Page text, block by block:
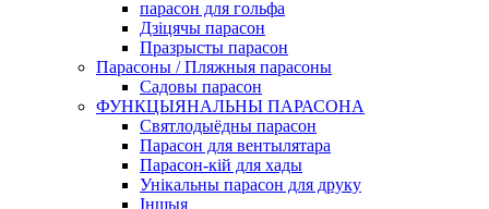
парасон для гольфа
Дзіцячы парасон
Празрысты парасон
Парасоны / Пляжныя парасоны
Садовы парасон
ФУНКЦЫЯНАЛЬНЫ ПАРАСОНА
Святлодыёдны парасон
Парасон для вентылятара
Парасон-кій для хады
Унікальны парасон для друку
Іншыя